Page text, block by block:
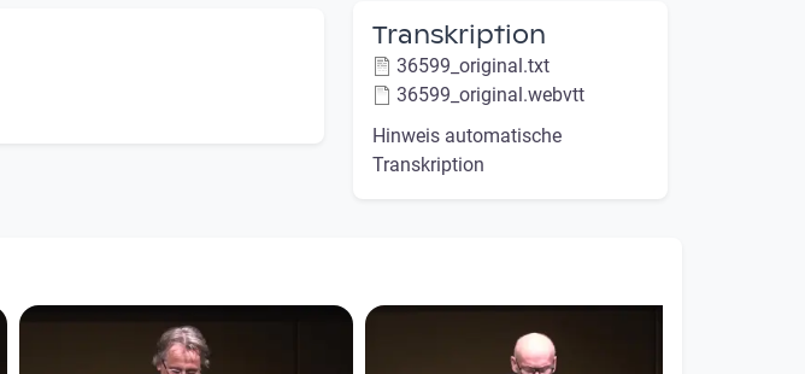
Transkription
36599_original.txt
36599_original.webvtt
Hinweis automatische
Transkription